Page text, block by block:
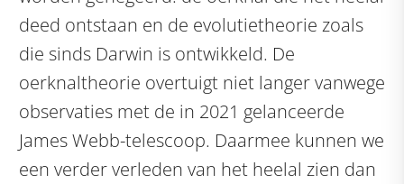
deed ontstaan en de evolutietheorie zoals
die sinds Darwin is ontwikkeld. De
oerknaltheorie overtuigt niet langer vanwege
observaties met de in 2021 gelanceerde
James Webb-telescoop. Daarmee kunnen we
een verder verleden van het heelal zien dan